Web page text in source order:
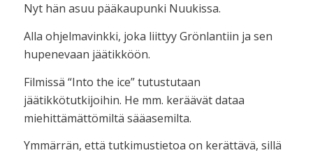
Nyt hän asuu pääkaupunki Nuukissa.
Alla ohjelmavinkki, joka liittyy Grönlantiin ja sen
hupenevaan jäätikköön.
Filmissä “Into the ice” tutustutaan
jäätikkötutkijoihin. He mm. keräävät dataa
miehittämättömiltä sääasemilta.
Ymmärrän, että tutkimustietoa on kerättävä, sillä